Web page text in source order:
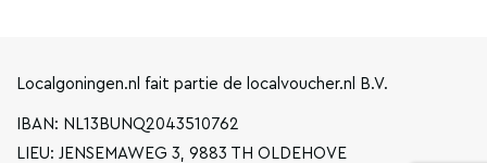
Localgoningen.nl fait partie de localvoucher.nl B.V.
IBAN: NL13BUNQ2043510762
LIEU: JENSEMAWEG 3, 9883 TH OLDEHOVE